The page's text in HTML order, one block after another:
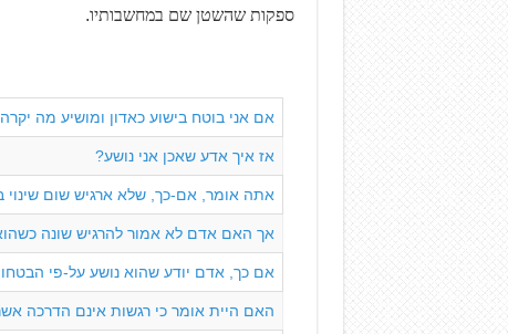
ספקות שהשטן שם במחשבותיו.
אם אני בוטח בישוע כאדון ומושיע מה
אז איך אדע שאכן אני נושע?
אתה אומר, אם-כך, שלא ארגיש שום שינוי
אך האם אדם לא אמור להרגיש שונה
אם כך, אדם יודע שהוא נושע על-פי
האם היית אומר כי רגשות אינם הדרכה